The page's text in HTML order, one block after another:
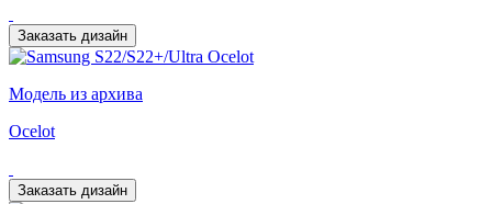
Заказать дизайн
Модель из архива
Ocelot
Заказать дизайн